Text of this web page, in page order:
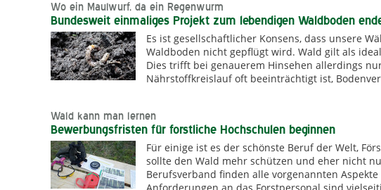
Wo ein Maulwurf, da ein Regenwurm
Bundesweit einmaliges Projekt zum lebendigen Waldboden
Es ist gesellschaftlicher Konsens, dass unsere
Waldboden nicht gepflügt wird. Wald gilt als
Dies trifft bei genauerem Hinsehen allerdings
Nährstoffkreislauf oft beeinträchtigt ist,
Wald kann man lernen
Bewerbungsfristen für forstliche Hochschulen beginnen
Für einige ist es der schönste Beruf der Welt,
sollte den Wald mehr schützen und eher nicht
Berufsverband finden alle vorgenannten